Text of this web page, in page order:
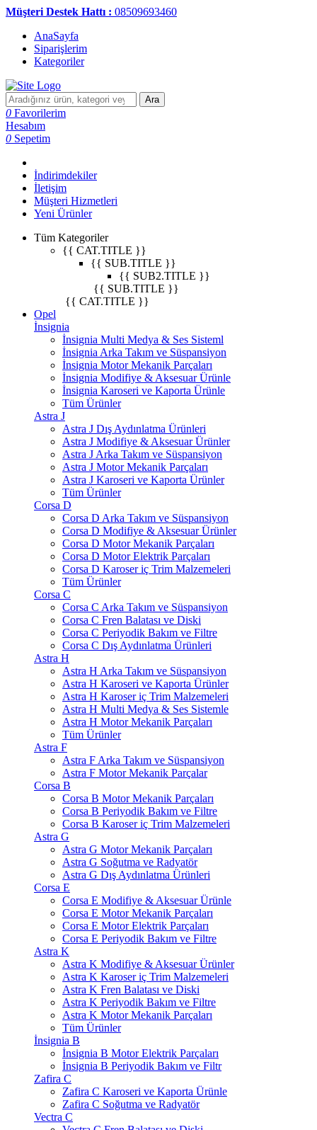
Müşteri Destek Hattı : 08509693460
AnaSayfa
Siparişlerim
Kategoriler
Ara
0 Favorilerim
Hesabım
0 Sepetim
İndirimdekiler
İletişim
Müşteri Hizmetleri
Yeni Ürünler
Tüm Kategoriler
{{ CAT.TITLE }}
{{ SUB.TITLE }}
{{ SUB2.TITLE }}
{{ SUB.TITLE }}
{{ CAT.TITLE }}
Opel
İnsignia
İnsignia Multi Medya & Ses Sisteml
İnsignia Arka Takım ve Süspansiyon
İnsignia Motor Mekanik Parçaları
İnsignia Modifiye & Aksesuar Ürünle
İnsignia Karoseri ve Kaporta Ürünle
Tüm Ürünler
Astra J
Astra J Dış Aydınlatma Ürünleri
Astra J Modifiye & Aksesuar Ürünler
Astra J Arka Takım ve Süspansiyon
Astra J Motor Mekanik Parçaları
Astra J Karoseri ve Kaporta Ürünler
Tüm Ürünler
Corsa D
Corsa D Arka Takım ve Süspansiyon
Corsa D Modifiye & Aksesuar Ürünler
Corsa D Motor Mekanik Parçaları
Corsa D Motor Elektrik Parçaları
Corsa D Karoser iç Trim Malzemeleri
Tüm Ürünler
Corsa C
Corsa C Arka Takım ve Süspansiyon
Corsa C Fren Balatası ve Diski
Corsa C Periyodik Bakım ve Filtre
Corsa C Dış Aydınlatma Ürünleri
Astra H
Astra H Arka Takım ve Süspansiyon
Astra H Karoseri ve Kaporta Ürünler
Astra H Karoser iç Trim Malzemeleri
Astra H Multi Medya & Ses Sistemle
Astra H Motor Mekanik Parçaları
Tüm Ürünler
Astra F
Astra F Arka Takım ve Süspansiyon
Astra F Motor Mekanik Parçalar
Corsa B
Corsa B Motor Mekanik Parçaları
Corsa B Periyodik Bakım ve Filtre
Corsa B Karoser iç Trim Malzemeleri
Astra G
Astra G Motor Mekanik Parçaları
Astra G Soğutma ve Radyatör
Astra G Dış Aydınlatma Ürünleri
Corsa E
Corsa E Modifiye & Aksesuar Ürünle
Corsa E Motor Mekanik Parçaları
Corsa E Motor Elektrik Parçaları
Corsa E Periyodik Bakım ve Filtre
Astra K
Astra K Modifiye & Aksesuar Ürünler
Astra K Karoser iç Trim Malzemeleri
Astra K Fren Balatası ve Diski
Astra K Periyodik Bakım ve Filtre
Astra K Motor Mekanik Parçaları
Tüm Ürünler
İnsignia B
İnsignia B Motor Elektrik Parçaları
İnsignia B Periyodik Bakım ve Filtr
Zafira C
Zafira C Karoseri ve Kaporta Ürünle
Zafira C Soğutma ve Radyatör
Vectra C